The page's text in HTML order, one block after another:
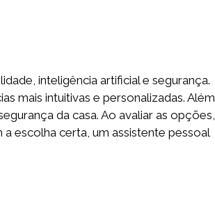
inteligência artificial e segurança.
mais intuitivas e personalizadas. Além
da casa. Ao avaliar as opções,
escolha certa, um assistente pessoal